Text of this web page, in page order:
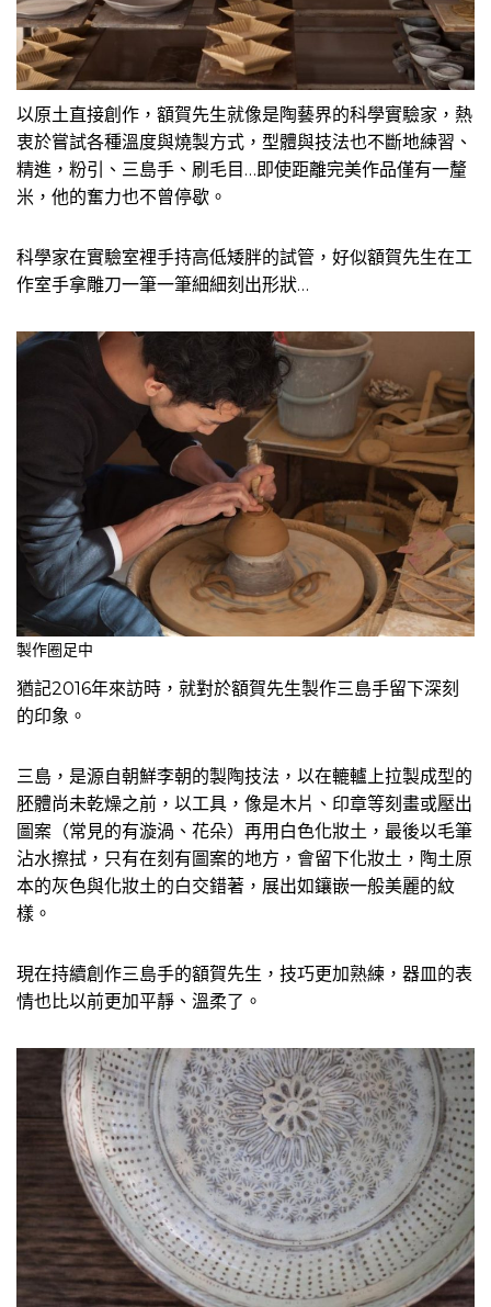
以原土直接創作，額賀先生就像是陶藝界的科學實驗家，熱
衷於嘗試各種溫度與燒製方式，型體與技法也不斷地練習、
精進，粉引、三島手、刷毛目…即使距離完美作品僅有一釐
米，他的奮力也不曾停歇。
科學家在實驗室裡手持高低矮胖的試管，好似額賀先生在工
作室手拿雕刀一筆一筆細細刻出形狀…
製作圈足中
猶記2016年來訪時，就對於額賀先生製作三島手留下深刻
的印象。
三島，是源自朝鮮李朝的製陶技法，以在轆轤上拉製成型的
胚體尚未乾燥之前，以工具，像是木片、印章等刻畫或壓出
圖案（常見的有漩渦、花朵）再用白色化妝土，最後以毛筆
沾水擦拭，只有在刻有圖案的地方，會留下化妝土，陶土原
本的灰色與化妝土的白交錯著，展出如鑲嵌一般美麗的紋
樣。
現在持續創作三島手的額賀先生，技巧更加熟練，器皿的表
情也比以前更加平靜、溫柔了。